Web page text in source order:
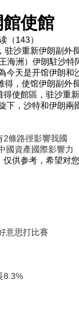
使館
（143）
沙重新伊朗副外
洲）伊朗駐沙特
天是开馆伊朗和
得，使馆伊朗副外
館區，驻沙重新
沙特和伊朗兩
2條路徑影響我國
國資產國際影響力
供参考，希望对
意思打比賽
8.3%